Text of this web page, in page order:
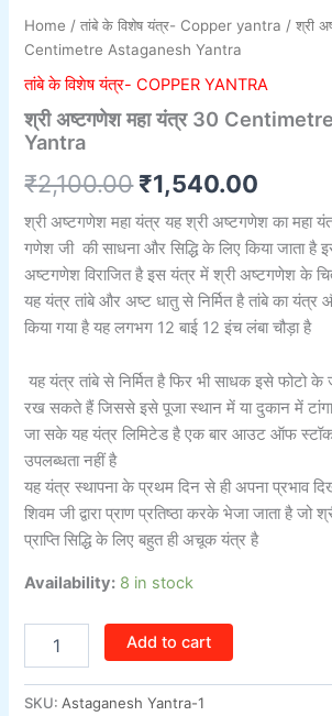
Home /तांबे के विशेष यंत्र- Copper yantra / श्री
Centimetre Astaganesh Yantra
तांबे के विशेष यंत्र- COPPER YANTRA
श्री अष्टगणेश महा यंत्र 30
Yantra
₹2,100.00 ₹1,540.00
श्री अष्टगणेश महा यंत्र यह श्री अष्टगणेश का महा
गणेश जी की साधना और सिद्धि के लिए किया जाता है
अष्टगणेश विराजित है इस यंत्र में श्री अष्टगणेश के
यह यंत्र तांबे और अष्ट धातु से निर्मित है तांबे का यंत्र
किया गया है यह लगभग 12 बाई 12 इंच लंबा चौड़ा है
यह यंत्र तांबे से निर्मित है फिर भी साधक इसे फोटो
रख सकते हैं जिससे इसे पूजा स्थान में या दुकान में
जा सके यह यंत्र लिमिटेड है एक बार आउट ऑफ स्टॉक
उपलब्धता नहीं है
यह यंत्र स्थापना के प्रथम दिन से ही अपना प्रभाव
शिवम जी द्वारा प्राण प्रतिष्ठा करके भेजा जाता है जो
प्राप्ति सिद्धि के लिए बहुत ही अचूक यंत्र है
Availability: 8 in stock
Add to cart
SKU:Astaganesh Yantra-1